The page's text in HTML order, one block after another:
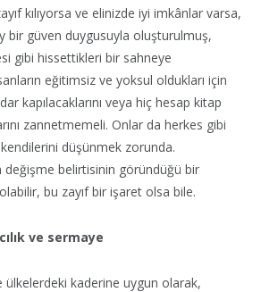
kılıyorsa ve elinizde iyi imkânlar varsa,
bir güven duygusuyla oluşturulmuş,
gibi hissettikleri bir sahneye
eğitimsiz ve yoksul oldukları için
kapılacaklarını veya hiç hesap kitap
zannetmemeli. Onlar da herkes gibi
düşünmek zorunda.
değişme belirtisinin göründüğü bir
bu zayıf bir işaret olsa bile.
ve sermaye
kaderine uygun olarak,